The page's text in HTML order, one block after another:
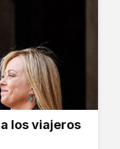
los viajeros